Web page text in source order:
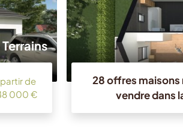
de
000 €
28 offres maisons
vendre dans